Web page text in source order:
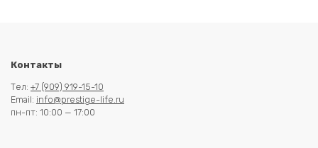
Контакты
Тел: +7 (909) 919-15-10
Email: info@prestige-life.ru
пн-пт: 10:00 — 17:00